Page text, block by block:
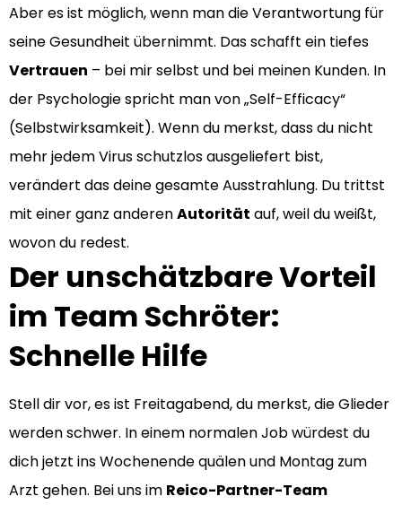
Aber es ist möglich, wenn man die Verantwortung für
seine Gesundheit übernimmt. Das schafft ein tiefes
Vertrauen – bei mir selbst und bei meinen Kunden. In
der Psychologie spricht man von „Self-Efficacy“
(Selbstwirksamkeit). Wenn du merkst, dass du nicht
mehr jedem Virus schutzlos ausgeliefert bist,
verändert das deine gesamte Ausstrahlung. Du trittst
mit einer ganz anderenAutorität auf, weil du weißt,
wovon du redest.
Der unschätzbare Vorteil
im Team Schröter:
Schnelle Hilfe
Stell dir vor, es ist Freitagabend, du merkst, die Glieder
werden schwer. In einem normalen Job würdest du
dich jetzt ins Wochenende quälen und Montag zum
Arzt gehen. Bei uns im Reico-Partner-Team